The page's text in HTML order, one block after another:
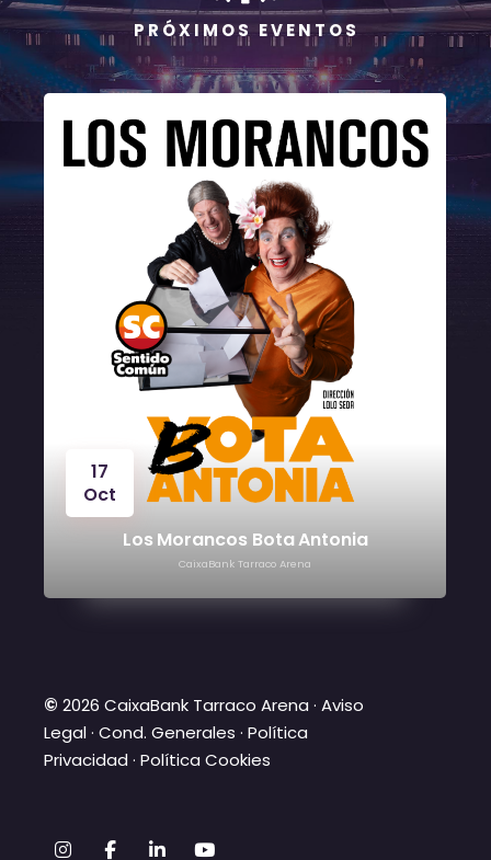
P R Ó X I M O S E V E N T O S
24
© 2026 CaixaBank Tarraco Arena · Aviso
Legal·Cond. Generales ·Política
Privacidad ·Política Cookies